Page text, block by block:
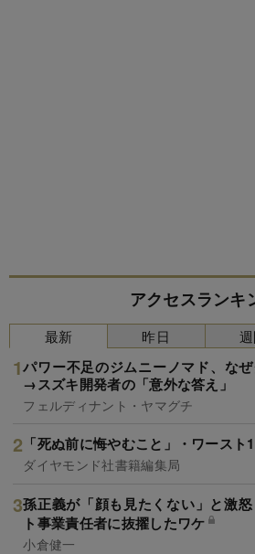
アクセスランキ
最新
パワー不足のジムニーノマド、な
→スズキ開発者の「意外な答え」
フェルディナント・ヤマグチ
「死ぬ前に悔やむこと」・ワースト1
ダイヤモンド社書籍編集局
孫正義が「顔も見たくない」と激
ト事業責任者に抜擢したワケ
小倉健一
昨日